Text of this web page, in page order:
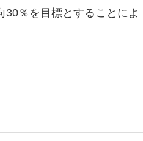
30％を目標とすることによ